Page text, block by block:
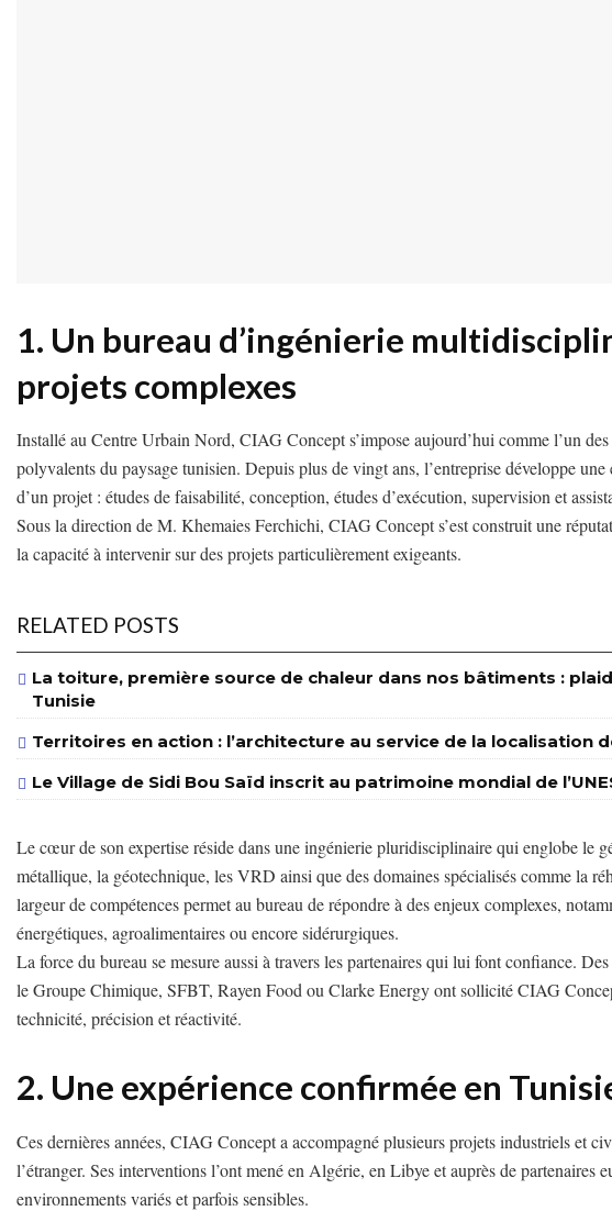
1. Un bureau d’ingénierie
projets complexes
Installé au Centre Urbain Nord, CIAG Concept s’impose aujourd’hui comme l’un
polyvalents du paysage tunisien. Depuis plus de vingt ans, l’entreprise développe
d’un projet : études de faisabilité, conception, études d’exécution, supervision et
Sous la direction de M. Khemaies Ferchichi, CIAG Concept s’est construit une
la capacité à intervenir sur des projets particulièrement exigeants.
RELATED POSTS
La toiture, première source de chaleur dans nos bâtiments :
Tunisie
Territoires en action : l’architecture au service de la localisation
Le Village de Sidi Bou Saïd inscrit au patrimoine mondial de
Le cœur de son expertise réside dans une ingénierie pluridisciplinaire qui englobe le
métallique, la géotechnique, les VRD ainsi que des domaines spécialisés comme la
largeur de compétences permet au bureau de répondre à des enjeux complexes,
énergétiques, agroalimentaires ou encore sidérurgiques.
La force du bureau se mesure aussi à travers les partenaires qui lui font confiance.
le Groupe Chimique, SFBT, Rayen Food ou Clarke Energy ont sollicité CIAG
technicité, précision et réactivité.
2. Une expérience confirmée en
Ces dernières années, CIAG Concept a accompagné plusieurs projets industriels et
l’étranger. Ses interventions l’ont mené en Algérie, en Libye et auprès de partenaires
environnements variés et parfois sensibles.